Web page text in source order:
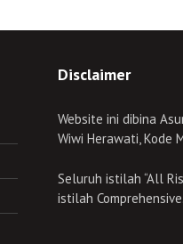
Disclaimer
Website ini dibina
Wiwi Herawati, Kode
Seluruh istilah “All
istilah Comprehensive.